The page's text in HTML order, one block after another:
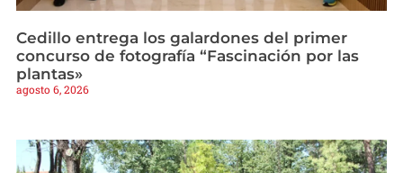
Cedillo entrega los galardones del primer
concurso de fotografía “Fascinación por las
plantas»
agosto 6, 2026